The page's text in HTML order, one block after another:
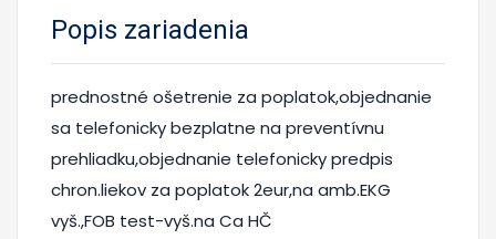
Popis zariadenia
prednostné ošetrenie za poplatok,objednanie
sa telefonicky bezplatne na preventívnu
prehliadku,objednanie telefonicky predpis
chron.liekov za poplatok 2eur,na amb.EKG
vyš.,FOB test-vyš.na Ca HČ